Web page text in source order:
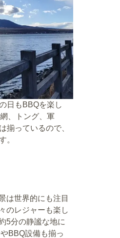
日もBBQを楽し
、トング、軍
揃っているので、
。
は世界的にも注目
のレジャーも楽し
5分の静謐な地に
BBQ設備も揃っ